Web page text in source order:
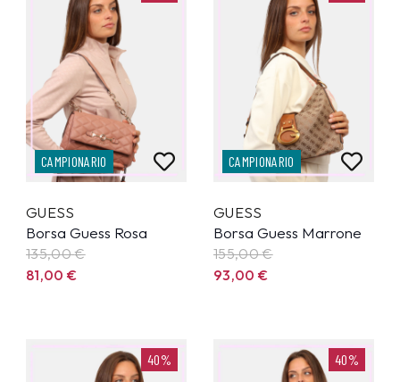
CAMPIONARIO
GUESS
Borsa Guess Rosa
135,00€
81,00€
CAMPIONARIO
GUESS
Borsa Guess Marrone
155,00€
93,00€
40% 40%